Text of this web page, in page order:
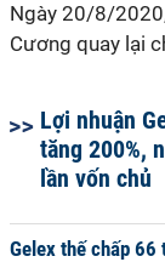
Ngày 20/8/
Cương quay lại
Lợi nhuận
tăng 200%,
lần vốn chủ
Gelex thế chấp